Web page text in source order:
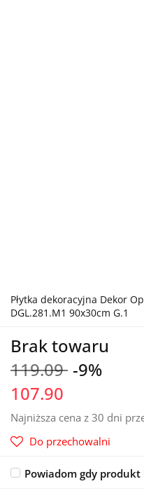
Płytka dekoracyjna Dekor
DGL.281.M1 90x30cm G.1
Brak towaru
119.09 -9%
107.90
Najniższa cena z 30 dni
Do przechowalni
Powiadom gdy